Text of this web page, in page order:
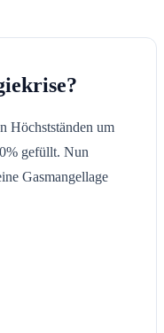
Höchstständen um
gefüllt. Nun
Gasmangellage